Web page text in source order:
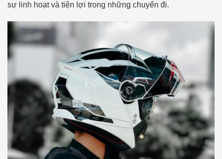
sự linh hoạt và tiện lợi trong những chuyến đi.